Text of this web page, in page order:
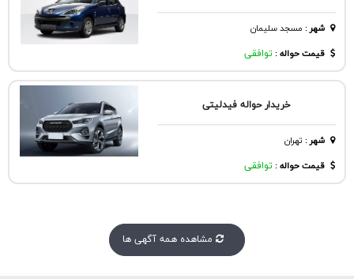
شهر: مسجد سليمان
قیمت حواله : توافقی
خریدار حواله فیدلیتی
شهر: تهران
قیمت حواله : توافقی
مشاهده همه آگهی ها